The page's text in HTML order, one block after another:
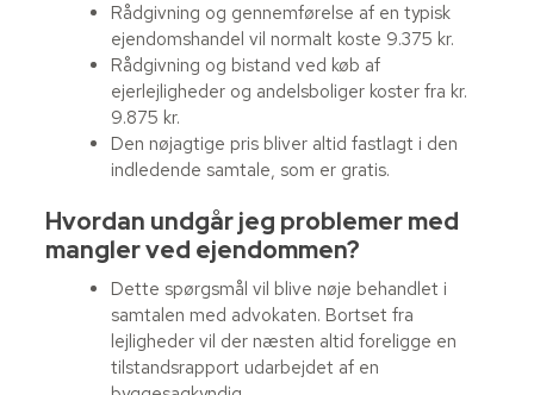
Rådgivning og gennemførelse af en typisk
ejendomshandel vil normalt koste 9.375 kr.
Rådgivning og bistand ved køb af
ejerlejligheder og andelsboliger koster fra kr.
9.875 kr.
Den nøjagtige pris bliver altid fastlagt i den
indledende samtale, som er gratis.
Hvordan undgår jeg problemer med
mangler ved ejendommen?
Dette spørgsmål vil blive nøje behandlet i
samtalen med advokaten. Bortset fra
lejligheder vil der næsten altid foreligge en
tilstandsrapport udarbejdet af en